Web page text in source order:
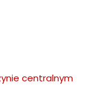
centralnym